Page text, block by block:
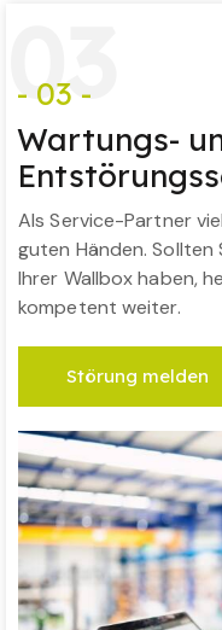
03
- 03 -
Wartungs-
Als Service-Partner
guten Händen.
Ihrer Wallbox haben,
kompetent weiter.
Störung melden